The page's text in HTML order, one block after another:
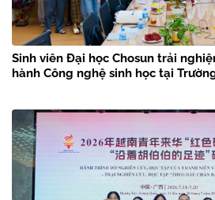
Sinh viên Đại học Chosun trải
hành Công nghệ sinh học tại